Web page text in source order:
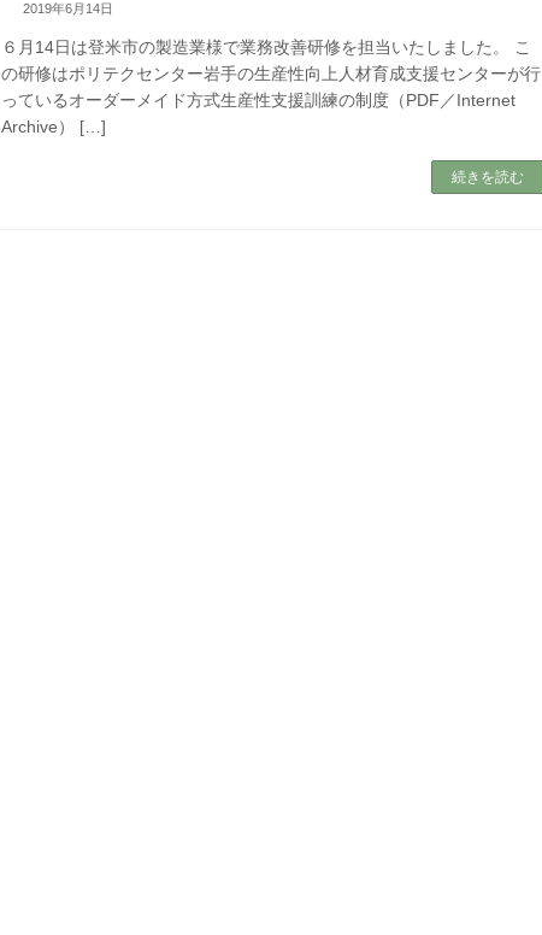
2019年6月14日
６月14日は登米市の製造業様で業務改善研修を担当いたしました。 こ
の研修はポリテクセンター岩手の生産性向上人材育成支援センターが行
っているオーダーメイド方式生産性支援訓練の制度（PDF／Internet
Archive） […]
続きを読む